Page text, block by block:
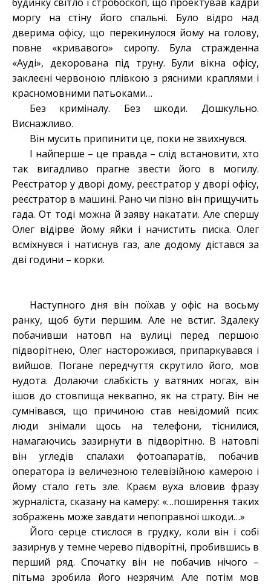
будинку світло і стробоскоп, що проектував кадри
моргу на стіну його спальні. Було відро над
дверима офісу, що перекинулося йому на голову,
повне «кривавого» сиропу. Була стражденна
«Ауді», декорована під труну. Були вікна офісу,
заклеєні червоною плівкою з рясними краплями і
красномовними патьоками…
Без криміналу. Без шкоди. Дошкульно.
Виснажливо.
Він мусить припинити це, поки не звихнувся.
І найперше – це правда – слід встановити, хто
так вигадливо прагне звести його в могилу.
Реєстратор у дворі дому, реєстратор у дворі офісу,
реєстратор в машині. Рано чи пізно він прищучить
гада. От тоді можна й заяву накатати. Але спершу
Олег відірве йому яйки і начистить писка. Олег
всміхнувся і натиснув газ, але додому дістався за
дві години – корки.
Наступного дня він поїхав у офіс на восьму
ранку, щоб бути першим. Але не встиг. Здалеку
побачивши натовп на вулиці перед першою
підворітнею, Олег насторожився, припаркувався і
вийшов. Погане передчуття скрутило його, мов
нудота. Долаючи слабкість у ватяних ногах, він
ішов до стовпища неквапно, як на страту. Він не
сумнівався, що причиною став невідомий псих:
люди знімали щось на телефони, тіснилися,
намагаючись зазирнути в підворітню. В натовпі
він угледів спалахи фотоапаратів, побачив
оператора із величезною телевізійною камерою і
йому стало геть зле. Краєм вуха вловив фразу
журналіста, сказану на камеру: «…поширення таких
зображень може завдати непоправної шкоди…»
Його серце стислося в грудку, коли він і собі
зазирнув у темне черево підворітні, пробившись в
перший ряд. Спочатку він не побачив нічого –
пітьма зробила його незрячим. Але потім мов